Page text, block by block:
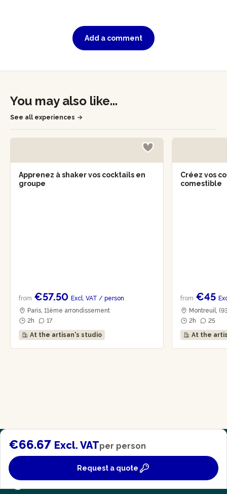
Add a comment
You may also like...
See all experiences
Apprenez à shaker vos cocktails en
groupe
from €57.50 Excl. VAT / person
Paris, 11ème arrondissement
2h
17
At the artisan's studio
Créez vos
comestible
from €45
Montreuil,
2h
25
At the
€66.67 Excl. VATper person
Request a quote